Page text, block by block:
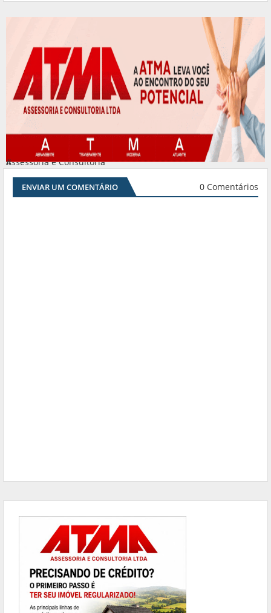
Assessoria e Consultoria
#
ENVIAR UM COMENTÁRIO 0 Comentários